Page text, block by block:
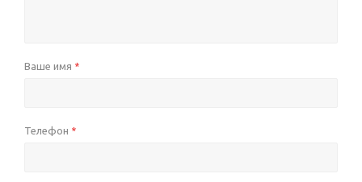
Ваше имя *
Телефон *